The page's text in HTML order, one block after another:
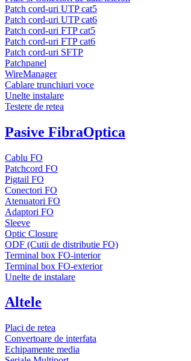
Patch cord-uri UTP cat5
Patch cord-uri UTP cat6
Patch cord-uri FTP cat5
Patch cord-uri FTP cat6
Patch cord-uri SFTP
Patchpanel
WireManager
Cablare trunchiuri voce
Unelte instalare
Testere de retea
Pasive FibraOptica
Cablu FO
Patchcord FO
Pigtail FO
Conectori FO
Atenuatori FO
Adaptori FO
Sleeve
Optic Closure
ODF (Cutii de distributie FO)
Terminal box FO-interior
Terminal box FO-exterior
Unelte de instalare
Altele
Placi de retea
Convertoare de interfata
Echipamente media